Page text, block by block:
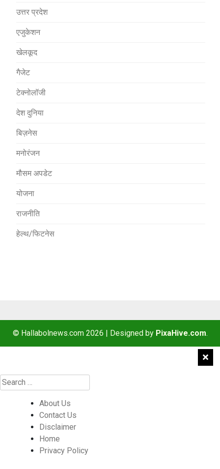
उत्तर प्रदेश
एजुकेशन
खेलकूद
गैजेट
टेक्नोलॉजी
देश दुनिया
बिज़नेस
मनोरंजन
मौसम अपडेट
योजना
राजनीति
हेल्थ/फिटनेस
© Hallabolnews.com 2026 Designed by PixaHive.com.
About Us
Contact Us
Disclaimer
Home
Privacy Policy